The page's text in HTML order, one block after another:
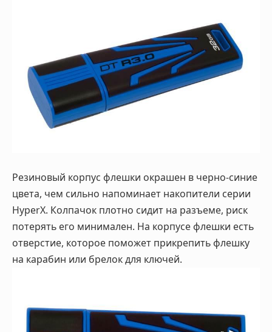
Резиновый корпус флешки окрашен в черно-синие
цвета, чем сильно напоминает накопители серии
HyperX. Колпачок плотно сидит на разъеме, риск
потерять его минимален. На корпусе флешки есть
отверстие, которое поможет прикрепить флешку
на карабин или брелок для ключей.